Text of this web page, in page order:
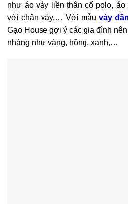
như áo váy liền thân cổ polo, áo
với chân váy,… Với mẫu váy
Gạo House gợi ý các gia đình
nhàng như vàng, hồng, xanh,…